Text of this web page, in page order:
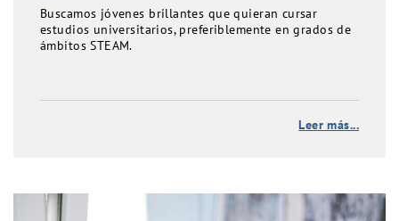
Buscamos jóvenes brillantes que quieran cursar
estudios universitarios, preferiblemente en grados de
ámbitos STEAM.
Leer más...